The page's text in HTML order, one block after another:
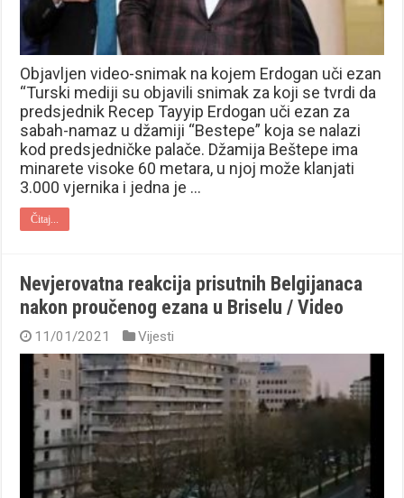
Objavljen video-snimak na kojem Erdogan uči ezan
“Turski mediji su objavili snimak za koji se tvrdi da
predsjednik Recep Tayyip Erdogan uči ezan za
sabah-namaz u džamiji “Bestepe” koja se nalazi
kod predsjedničke palače. Džamija Beštepe ima
minarete visoke 60 metara, u njoj može klanjati
3.000 vjernika i jedna je …
Čitaj...
Nevjerovatna reakcija prisutnih Belgijanaca
nakon proučenog ezana u Briselu / Video
11/01/2021 Vijesti